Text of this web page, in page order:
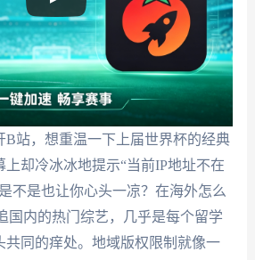
B站，想重温一下上届世界杯的经典
上却冷冰冰地提示“当前IP地址不在
不是也让你心头一凉？在海外怎么
国内的热门综艺，几乎是每个留学
共同的痒处。地域版权限制就像一